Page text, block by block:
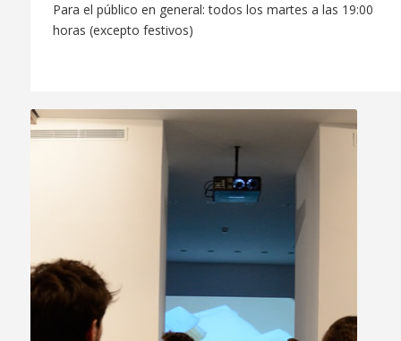
Para el público en general: todos los martes a las 19:00
horas (excepto festivos)